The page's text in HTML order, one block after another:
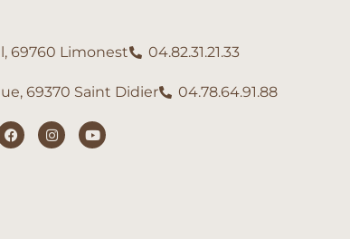
69760 Limonest 04.82.31.21.33
69370 Saint Didier 04.78.64.91.88